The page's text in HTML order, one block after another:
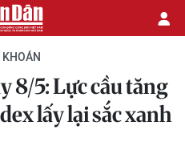
8/5: Lực cầu tăng
lấy lại sắc xanh